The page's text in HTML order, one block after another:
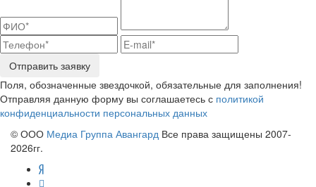
Отправить заявку
Поля, обозначенные звездочкой, обязательные для заполнения!
Отправляя данную форму вы соглашаетесь с политикой
конфиденциальности персональных данных
© ООО Медиа Группа Авангард Все права защищены 2007-
2026гг.